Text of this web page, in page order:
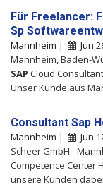
Für Freelancer:
Sp
Mannheim |
Jun
Mannheim, Baden-
SAP Cloud
Unser Kunde aus
Consultant Sap
Mannheim | Jun
Scheer GmbH -
Competence Center
unsere Kunden